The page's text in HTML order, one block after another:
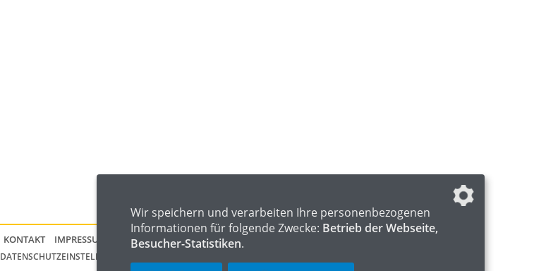
KONTAKT IMPRESSUM DATENSCHUTZ
DATENSCHUTZEINSTELLUNGEN
Wir speichern und verarbeiten Ihre personenbezogenen
Informationen für folgende Zwecke: Betrieb der Webseite,
Besucher-Statistiken.